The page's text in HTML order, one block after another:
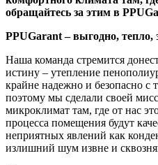
обращайтесь за этим в
PPUGarant – выгодно, тепло,
Наша команда стремится
истину – утепление
крайне надежно и безопасно с
поэтому мы сделали своей
микроклимат там, где от нас
процесса помещения будут
неприятных явлений как
излишний шум извне и